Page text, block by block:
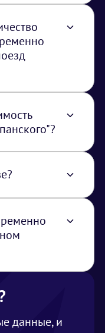
бармен
логистика
время
данные, и